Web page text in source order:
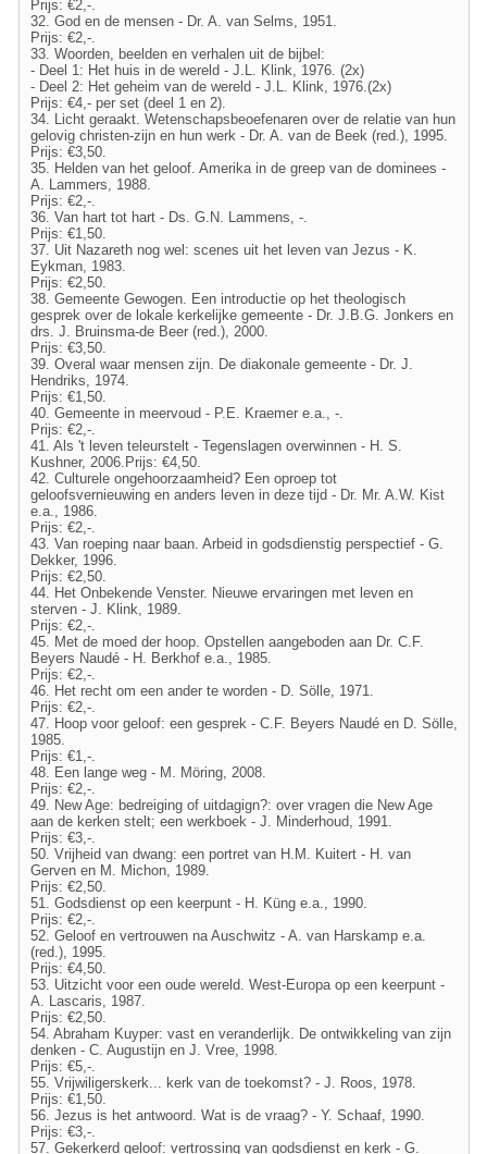
Prijs: €2,-.
32. God en de mensen - Dr. A. van Selms, 1951.
Prijs: €2,-.
33. Woorden, beelden en verhalen uit de bijbel:
- Deel 1: Het huis in de wereld - J.L. Klink, 1976. (2x)
- Deel 2: Het geheim van de wereld - J.L. Klink, 1976.(2x)
Prijs: €4,- per set (deel 1 en 2).
34. Licht geraakt. Wetenschapsbeoefenaren over de relatie van hun
gelovig christen-zijn en hun werk - Dr. A. van de Beek (red.), 1995.
Prijs: €3,50.
35. Helden van het geloof. Amerika in de greep van de dominees -
A. Lammers, 1988.
Prijs: €2,-.
36. Van hart tot hart - Ds. G.N. Lammens, -.
Prijs: €1,50.
37. Uit Nazareth nog wel: scenes uit het leven van Jezus - K.
Eykman, 1983.
Prijs: €2,50.
38. Gemeente Gewogen. Een introductie op het theologisch
gesprek over de lokale kerkelijke gemeente - Dr. J.B.G. Jonkers en
drs. J. Bruinsma-de Beer (red.), 2000.
Prijs: €3,50.
39. Overal waar mensen zijn. De diakonale gemeente - Dr. J.
Hendriks, 1974.
Prijs: €1,50.
40. Gemeente in meervoud - P.E. Kraemer e.a., -.
Prijs: €2,-.
41. Als 't leven teleurstelt - Tegenslagen overwinnen - H. S.
Kushner, 2006.Prijs: €4,50.
42. Culturele ongehoorzaamheid? Een oproep tot
geloofsvernieuwing en anders leven in deze tijd - Dr. Mr. A.W. Kist
e.a., 1986.
Prijs: €2,-.
43. Van roeping naar baan. Arbeid in godsdienstig perspectief - G.
Dekker, 1996.
Prijs: €2,50.
44. Het Onbekende Venster. Nieuwe ervaringen met leven en
sterven - J. Klink, 1989.
Prijs: €2,-.
45. Met de moed der hoop. Opstellen aangeboden aan Dr. C.F.
Beyers Naudé - H. Berkhof e.a., 1985.
Prijs: €2,-.
46. Het recht om een ander te worden - D. Sölle, 1971.
Prijs: €2,-.
47. Hoop voor geloof: een gesprek - C.F. Beyers Naudé en D. Sölle,
1985.
Prijs: €1,-.
48. Een lange weg - M. Möring, 2008.
Prijs: €2,-.
49. New Age: bedreiging of uitdagign?: over vragen die New Age
aan de kerken stelt; een werkboek - J. Minderhoud, 1991.
Prijs: €3,-.
50. Vrijheid van dwang: een portret van H.M. Kuitert - H. van
Gerven en M. Michon, 1989.
Prijs: €2,50.
51. Godsdienst op een keerpunt - H. Küng e.a., 1990.
Prijs: €2,-.
52. Geloof en vertrouwen na Auschwitz - A. van Harskamp e.a.
(red.), 1995.
Prijs: €4,50.
53. Uitzicht voor een oude wereld. West-Europa op een keerpunt -
A. Lascaris, 1987.
Prijs: €2,50.
54. Abraham Kuyper: vast en veranderlijk. De ontwikkeling van zijn
denken - C. Augustijn en J. Vree, 1998.
Prijs: €5,-.
55. Vrijwiligerskerk... kerk van de toekomst? - J. Roos, 1978.
Prijs: €1,50.
56. Jezus is het antwoord. Wat is de vraag? - Y. Schaaf, 1990.
Prijs: €3,-.
57. Gekerkerd geloof: vertrossing van godsdienst en kerk - G.